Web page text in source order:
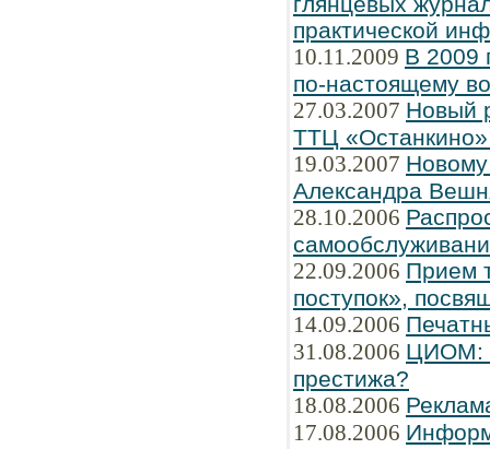
практической
10.11.2009 В 2009
по-настоящему
27.03.2007 Новый
ТТЦ
19.03.2007
Александра
28.10.2006
22.09.2006 Прием
поступок»,
14.09.2006
31.08.2006 ЦИОМ:
престижа?
18.08.2006
17.08.2006